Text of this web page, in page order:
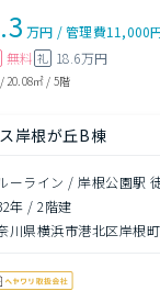
万円 /管理費11,000
無料 礼 18.6万円
/ 20.08㎡ / 5階
岸根が丘B棟
ーライン / 岸根公園駅
年 /2階建
川県横浜市港北区岸根町